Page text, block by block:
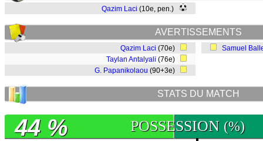
Qazim Laci (10e, pen.)
AVERTISSEMENTS
Qazim Laci (70e)
Taylan Antalyali (76e)
G. Papanikolaou (90+3e)
Samuel
STATS DU MATCH
POSSESSION (%)
44 %